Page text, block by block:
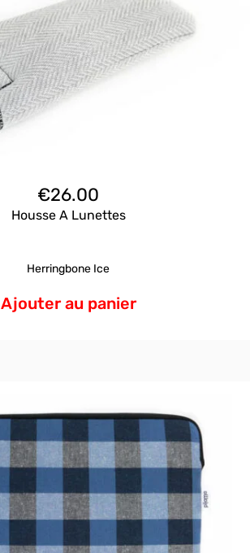
€26.00
Housse A Lunettes
Herringbone Ice
Ajouter au panier